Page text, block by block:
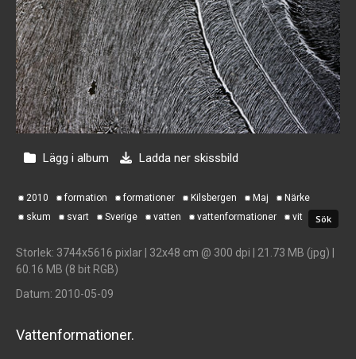
Lägg i album Ladda ner skissbild
2010 formation formationer Kilsbergen Maj
Närke
skum
svart Sverige vatten vattenformationer vit
Storlek: 3744x5616 pixlar | 32x48 cm @ 300 dpi | 21.73 MB (jpg) |
60.16 MB (8 bit RGB)
Datum: 2010-05-09
Vattenformationer.